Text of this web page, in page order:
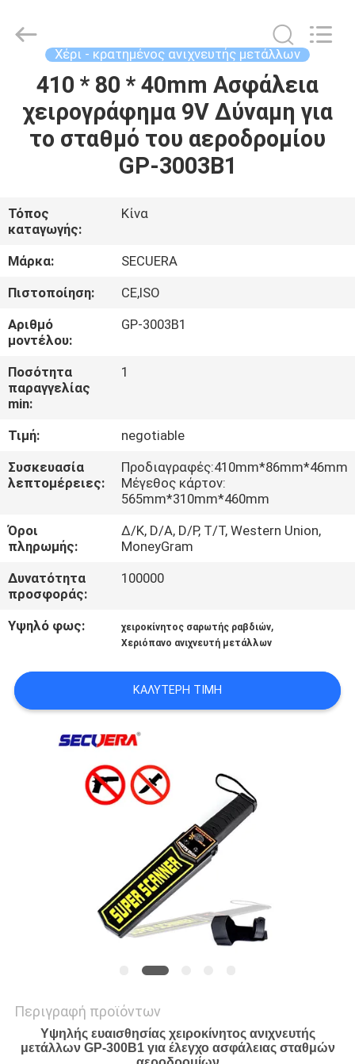
ΣΠΊΤΙ
ΠΡΟΪΌΝΤΑ
ΕΜΕΊΣ
ΓΎΡΟΣ
ΕΡΓΟΣΤΑΣΊΩΝ
ΠΟΙΟΤΙΚΌΣ
ΈΛΕΓΧΟΣ
ΕΛΆΤΕ
ΣΕ
ΕΠΑΦΉ
ΜΕ
ΖΗΤΉΣΤΕ
ΈΝΑ
ΑΠΌΣΠΑΣΜΑ
SITEMAP
PRIVACY
Rights
Reserved.
Χέρι - κρατημένος ανιχνευτής μετάλλων
410 * 80 * 40mm Ασφάλεια
χειρογράφημα 9V Δύναμη για
το σταθμό του αεροδρομίου
GP-3003B1
Τόπος
καταγωγής:
Κίνα
Μάρκα:
SECUERA
Πιστοποίηση:
CE,ISO
Αριθμό
μοντέλου:
GP-3003B1
Ποσότητα
παραγγελίας
min:
1
Τιμή:
negotiable
Συσκευασία
λεπτομέρειες:
Προδιαγραφές:410mm*86mm*46mm
Μέγεθος κάρτον:
565mm*310mm*460mm
Όροι
πληρωμής:
Δ/Κ, D/Α, D/P, T/T, Western Union,
MoneyGram
Δυνατότητα
προσφοράς:
100000
Υψηλό φως: χειροκίνητος σαρωτής ραβδιών,
Χεριόπανο ανιχνευτή μετάλλων
ΚΑΛΎΤΕΡΗ ΤΙΜΉ
Περιγραφή προϊόντων
Υψηλής ευαισθησίας χειροκίνητος ανιχνευτής
μετάλλων GP-300B1 για έλεγχο ασφάλειας σταθμών